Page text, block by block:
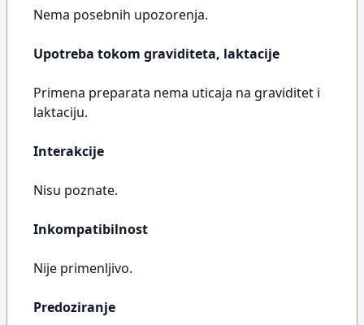
Nema posebnih upozorenja.
Upotreba tokom graviditeta, laktacije
Primena preparata nema uticaja na graviditet i
laktaciju.
Interakcije
Nisu poznate.
Inkompatibilnost
Nije primenljivo.
Predoziranje